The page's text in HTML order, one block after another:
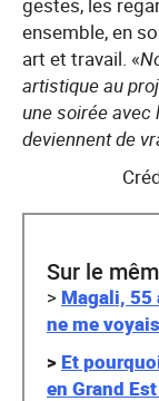
ensemble, en
art et travail. «
artistique au
une soirée avec
deviennent de
Sur le
> Magali, 55
ne me
> Et
en Grand